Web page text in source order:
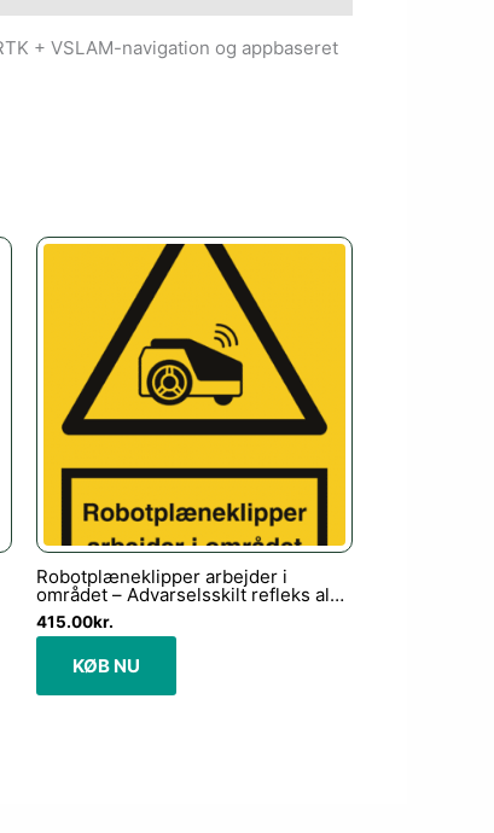
+ VSLAM-navigation og appbaseret
Robotplæneklipper arbejder i
området – Advarselsskilt refleks alu.
(A3) 420 x 297 mm
415.00kr.
KØB NU